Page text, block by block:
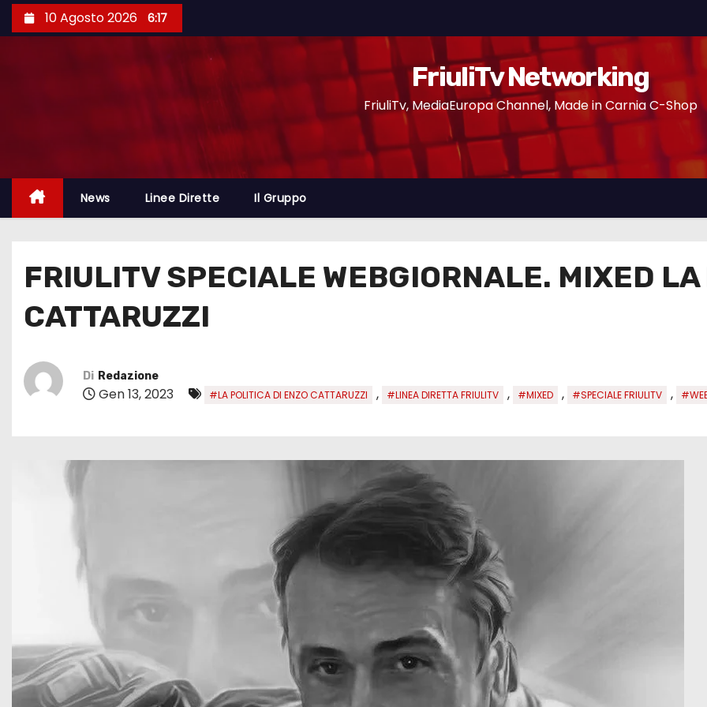
10 Agosto 2026 6:17
FriuliTv Networking
FriuliTv, MediaEuropa Channel, Made in Carnia C-Shop
News Linee Dirette Il Gruppo
FRIULITV SPECIALE WEBGIORNALE. MIXED
CATTARUZZI
Di Redazione
Gen 13, 2023 #LA POLITICA DI ENZO CATTARUZZI , #LINEA DIRETTA FRIULITV , #MIXED , #SPECIALE FRIULITV ,